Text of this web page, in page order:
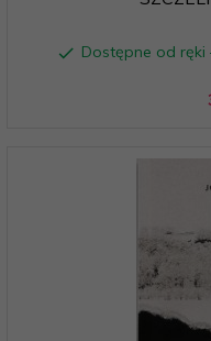
Dostępne od ręki